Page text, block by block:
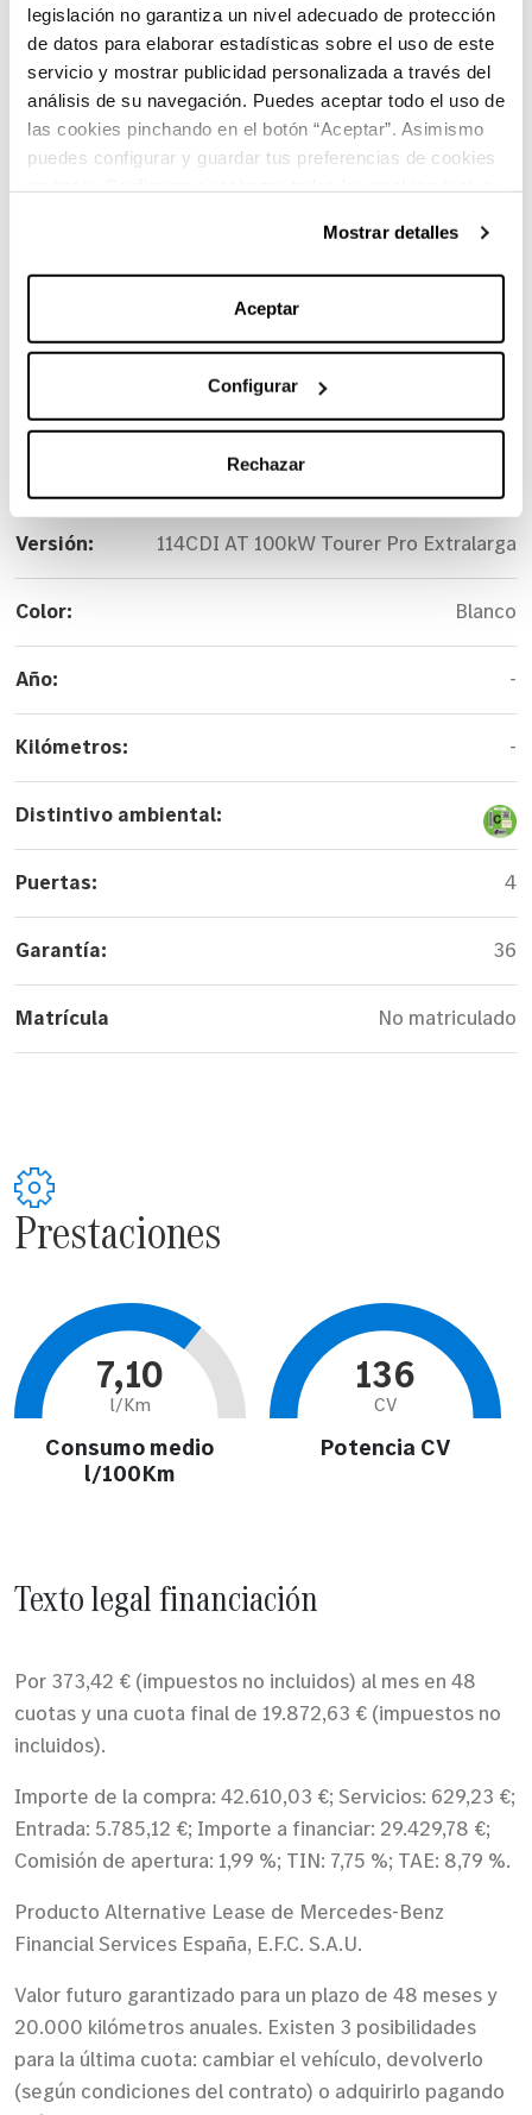
legislación no garantiza un nivel adecuado de protección
de datos para elaborar estadísticas sobre el uso de este
servicio y mostrar publicidad personalizada a través del
análisis de su navegación. Puedes aceptar todo el uso de
las cookies pinchando en el botón “Aceptar”. Asimismo
puedes configurar y guardar tus preferencias de cookies
información sobre el uso de cookies y sus derechos vea
nuestraPolítica de Cookies.
Mostrar detalles
Aceptar
Configurar
Rechazar
Diésel
Combustible
Características principales:
Versión: 114CDI AT 100kW Tourer Pro Extralarga
Color: Blanco
Año: -
Kilómetros: -
Distintivo ambiental:
Puertas: 4
Garantía: 36
Matrícula No matriculado
Prestaciones
7,10
l/Km
Consumo medio
l/100Km
136
CV
Potencia CV
Texto legal financiación
Por 373,42 € (impuestos no incluidos) al mes en 48
cuotas y una cuota final de 19.872,63 € (impuestos no
incluidos).
Importe de la compra: 42.610,03 €; Servicios: 629,23 €;
Entrada: 5.785,12 €; Importe a financiar: 29.429,78 €;
Comisión de apertura: 1,99 %; TIN: 7,75 %; TAE: 8,79 %.
Producto Alternative Lease de Mercedes-Benz
Financial Services España, E.F.C. S.A.U.
Valor futuro garantizado para un plazo de 48 meses y
20.000 kilómetros anuales. Existen 3 posibilidades
para la última cuota: cambiar el vehículo, devolverlo
(según condiciones del contrato) o adquirirlo pagando